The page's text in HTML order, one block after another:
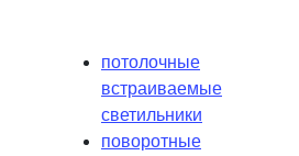
потолочные
встраиваемые
светильники
поворотные